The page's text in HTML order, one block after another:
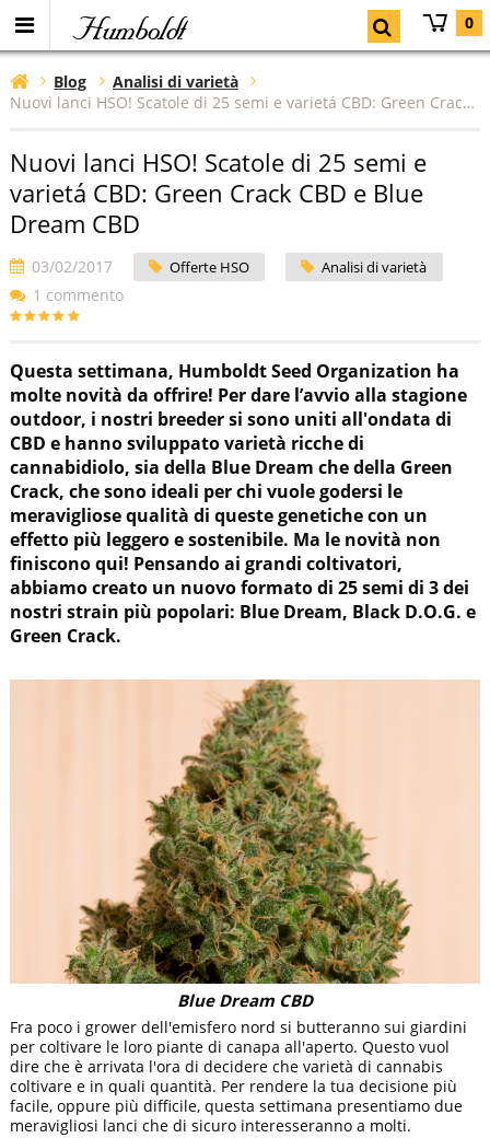
Humboldt 0
Blog
Analisi di varietà
Nuovi lanci HSO! Scatole di 25 semi e varietá CBD: Green Crack CBD e Blue Dream CBD
Nuovi lanci HSO! Scatole di 25 semi e
varietá CBD: Green Crack CBD e Blue
Dream CBD
03/02/2017 Offerte HSO Analisi di varietà
1 commento
Questa settimana, Humboldt Seed Organization ha
molte novità da offrire! Per dare l’avvio alla stagione
outdoor, i nostri breeder si sono uniti all'ondata di
CBD e hanno sviluppato varietà ricche di
cannabidiolo, sia della Blue Dream che della Green
Crack, che sono ideali per chi vuole godersi le
meravigliose qualità di queste genetiche con un
effetto più leggero e sostenibile. Ma le novità non
finiscono qui! Pensando ai grandi coltivatori,
abbiamo creato un nuovo formato di 25 semi di 3 dei
nostri strain più popolari: Blue Dream, Black D.O.G. e
Green Crack.
Blue Dream CBD
Fra poco i grower dell'emisfero nord si butteranno sui giardini
per coltivare le loro piante di canapa all'aperto. Questo vuol
dire che è arrivata l'ora di decidere che varietà di cannabis
coltivare e in quali quantità. Per rendere la tua decisione più
facile, oppure più difficile, questa settimana presentiamo due
meravigliosi lanci che di sicuro interesseranno a molti.